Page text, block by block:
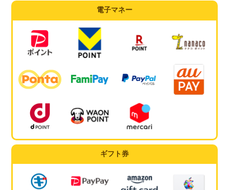
電子マネー
ギフト券